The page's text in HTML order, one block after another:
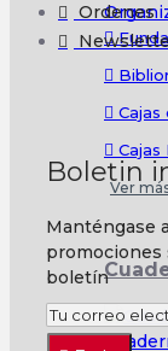
Cajas
Cajas
Ver
Ordenes
Boletin
Manténgase
promociones
boletín